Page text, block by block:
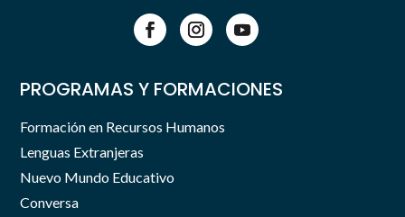
PROGRAMAS Y FORMACIONES
Formación en Recursos Humanos
Lenguas Extranjeras
Nuevo Mundo Educativo
Conversa